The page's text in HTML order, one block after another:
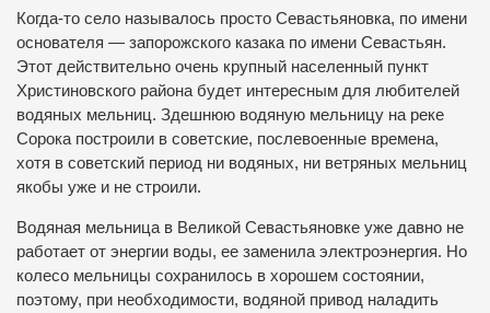
Когда-то село называлось просто Севастьяновка, по имени
основателя — запорожского казака по имени Севастьян.
Этот действительно очень крупный населенный пункт
Христиновского района будет интересным для любителей
водяных мельниц. Здешнюю водяную мельницу на реке
Сорока построили в советские, послевоенные времена,
хотя в советский период ни водяных, ни ветряных мельниц
якобы уже и не строили.
Водяная мельница в Великой Севастьяновке уже давно не
работает от энергии воды, ее заменила электроэнергия. Но
колесо мельницы сохранилось в хорошем состоянии,
поэтому, при необходимости, водяной привод наладить